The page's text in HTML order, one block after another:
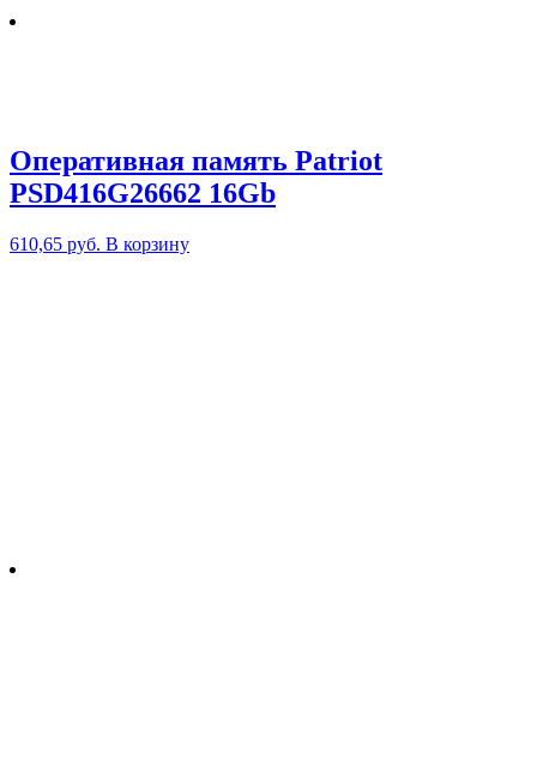
Оперативная память Patriot
PSD416G26662 16Gb
610,65 руб. В корзину